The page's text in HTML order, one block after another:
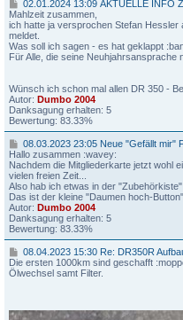
p
r
a
c
h
e
o
m
d
i
c
e
n
M
o
d
–
k
u
r
z
u
n
d
R
e
:
A
u
a
u
D
R
5
0
D
K
4
1
0
2
.
0
1
.
2
4
1
3
:
0
9
A
K
T
U
E
L
E
N
F
U
02.01.2024 13:09 AKTUELLE INFO
Mahlzeit zusammen,
ich hatte ja versprochen Stefan
meldet.
Was soll ich sagen - es hat geklappt
Für Alle, die seine Neuhjahrsansprache
Wünsch ich schon mal allen DR 350 -
Autor: Dumbo 2004
Danksagung erhalten: 5
Bewertung: 83.33%
0
8
.
0
3
.
2
0
2
3
2
3
:
N
08.03.2023 23:05 Neue "Gefällt mir"
Hallo zusammen :wavey:
Nachdem die Mitgliederkarte jetzt wohl
vielen freien Zeit...
Also hab ich etwas in der
Das ist der kleine "Daumen hoch-
Autor: Dumbo 2004
Danksagung erhalten: 5
Bewertung: 83.33%
0
8
.
2
08.04.2023 15:30 Re: DR350R
Die ersten 1000km sind geschafft
Ölwechsel samt Filter.